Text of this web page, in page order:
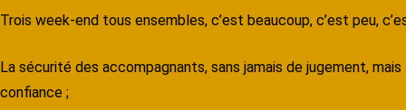
Trois week-end tous ensembles, c’est beaucoup, c’est peu,
La sécurité des accompagnants, sans jamais de jugement,
confiance ;